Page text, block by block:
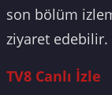
son bölüm
ziyaret edebilir.
TV8 Canlı İzle